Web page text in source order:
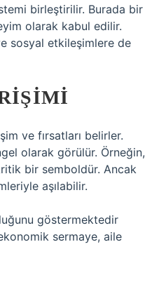
birleştirilir. Burada bir
olarak kabul edilir.
sosyal etkileşimlere de
ve fırsatları belirler.
olarak görülür. Örneğin,
bir semboldür. Ancak
aşılabilir.
göstermektedir
sermaye, aile